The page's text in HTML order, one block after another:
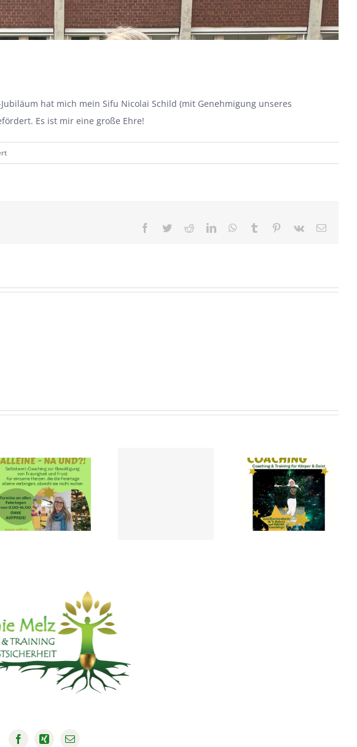
hat mich mein Sifu Nicolai Schild (mit Genehmigung unseres
Es ist mir eine große Ehre!
für
Neuer
Facebook
TwitterRedditLinkedInWhatsApp
Tumblr Pinterest
Vk
E-
E-mail- und
Webseiten-
Ausfall vom
01.11.-11.11.25
SELBSTWERTCOACHING